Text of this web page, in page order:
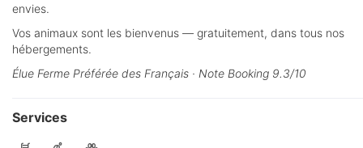
envies.
Vos animaux sont les bienvenus — gratuitement, dans tous nos
hébergements.
Élue Ferme Préférée des Français · Note Booking 9.3/10
Services